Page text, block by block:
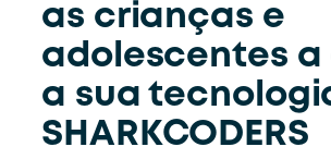
as crianças e
adolescentes a
a sua
SHARKCODERS